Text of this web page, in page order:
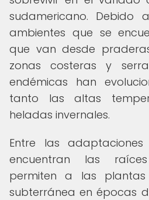
sudamericano. Debido
ambientes que se
que van desde
zonas costeras y
endémicas han
tanto las altas
heladas invernales.
Entre las
encuentran las
permiten a las
subterránea en épocas